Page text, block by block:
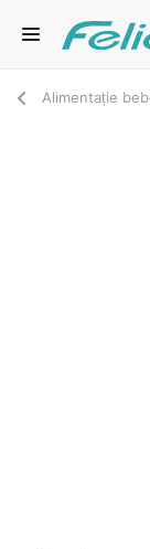
Alimentație